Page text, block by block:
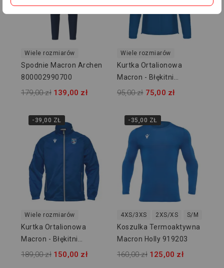
Wiele rozmiarów
Spodnie Macron Archen
800002990700
179,00 zł 139,00 zł
Wiele rozmiarów
Kurtka Ortalionowa
Macron - Błękitni
Owińska
95,00 zł 75,00 zł
-39,00 ZŁ
Wiele rozmiarów
Kurtka Ortalionowa
Macron - Błękitni
Owińska
189,00 zł 150,00 zł
-35,00 ZŁ
4XS/3XS 2XS/XS S/M
Koszulka Termoaktywna
Macron Holly 919203
160,00 zł 125,00 zł